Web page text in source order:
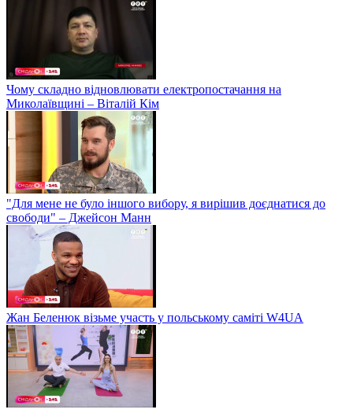
Чому складно відновлювати електропостачання на
Миколаївщині – Віталій Кім
"Для мене не було іншого вибору, я вирішив доєднатися до
свободи" – Джейсон Манн
Жан Беленюк візьме участь у польському саміті W4UA